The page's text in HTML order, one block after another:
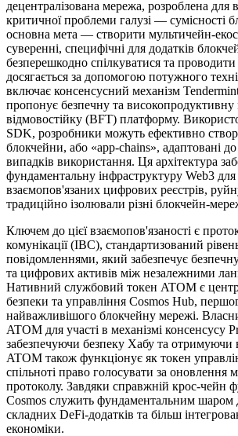
децентралізована мережа, розроблена для
критичної проблеми галузі — сумісності
основна мета — створити мультичейн-
суверенні, специфічні для додатків
безперешкодно спілкуватися та проводити
досягається за допомогою потужного
включає консенсусний механізм
пропонує безпечну та високопродуктивну
відмовостійку (BFT) платформу.
SDK, розробники можуть ефективно
блокчейни, або «app-chains», адаптовані
випадків використання. Ця архітектура
фундаментальну інфраструктуру Web3 для
взаємопов'язаних цифрових реєстрів,
традиційно ізолювали різні блокчейн-
Ключем до цієї взаємопов'язаності є
комунікації (IBC), стандартизований
повідомленнями, який забезпечує
та цифрових активів між незалежними
Нативний службовий токен ATOM є
безпеки та управління Cosmos Hub,
найважливішого блокчейну мережі.
ATOM для участі в механізмі консенсусу
забезпечуючи безпеку Хабу та отримуючи
ATOM також функціонує як токен
спільноті право голосувати за оновлення
протоколу. Завдяки справжній крос-чейн
Cosmos служить фундаментальним шаром
складних DeFi-додатків та більш
економіки.